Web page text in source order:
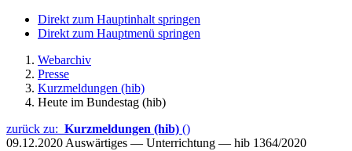
Direkt zum Hauptinhalt springen
Direkt zum Hauptmenü springen
Webarchiv
Presse
Kurzmeldungen (hib)
Heute im Bundestag (hib)
zurück zu: Kurzmeldungen (hib) ()
09.12.2020 Auswärtiges — Unterrichtung — hib 1364/2020